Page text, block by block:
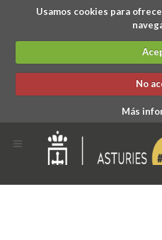
Usamos cookies para
No
Más